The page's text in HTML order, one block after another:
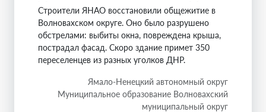
Строители ЯНАО восстановили общежитие в
Волновахском округе. Оно было разрушено
обстрелами: выбиты окна, повреждена крыша,
пострадал фасад. Скоро здание примет 350
переселенцев из разных уголков ДНР.
Ямало-Ненецкий автономный округ
Муниципальное образование Волновахский
муниципальный округ